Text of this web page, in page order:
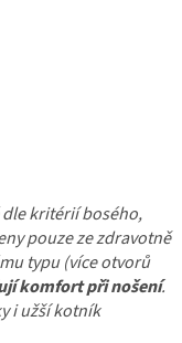
dle kritérií bosého,
pouze ze zdravotně
typu (více otvorů
komfort při nošení.
i užší kotník